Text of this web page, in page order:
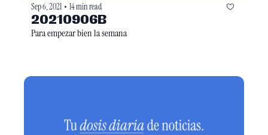
Sep 6, 2021 • 14 min read
20210906B
Para empezar bien la semana